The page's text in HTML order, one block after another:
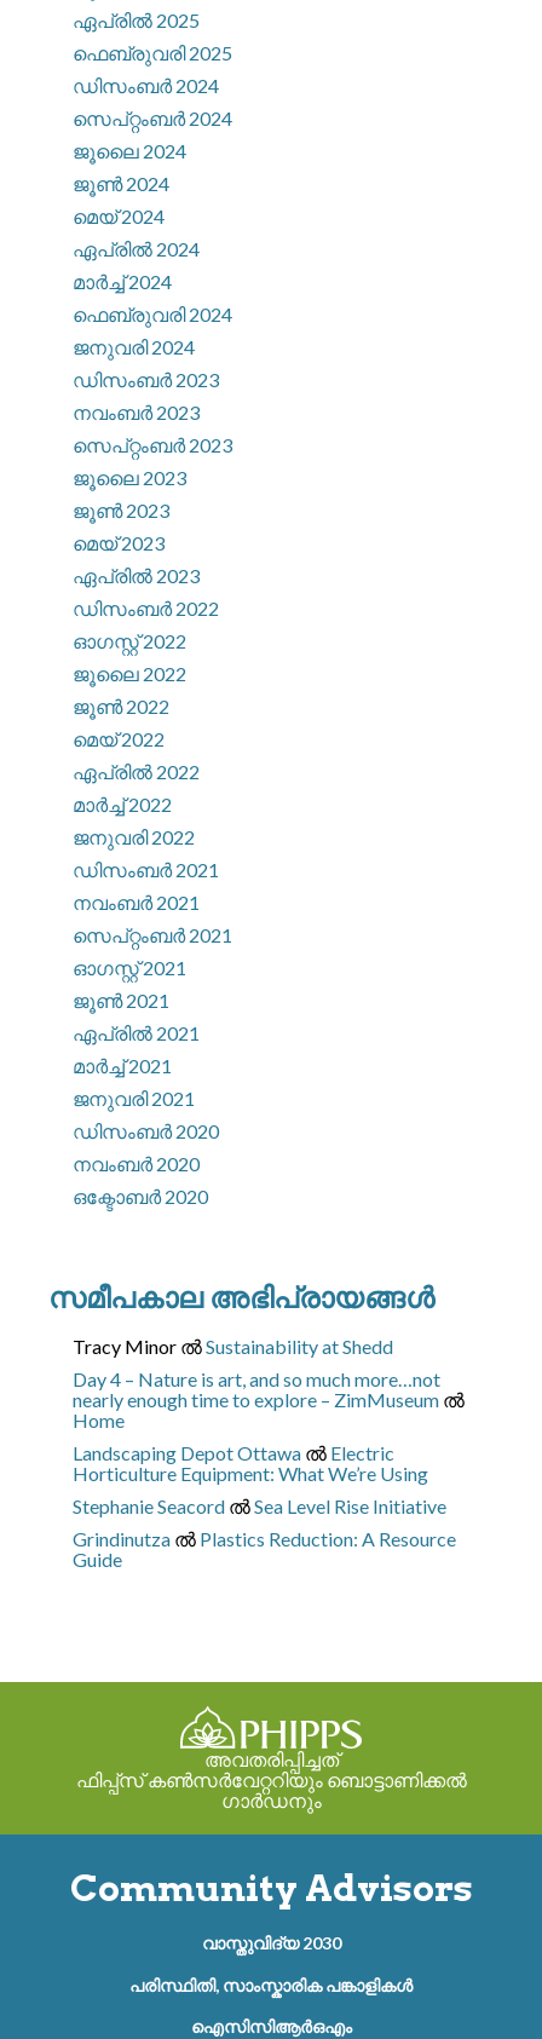
ഏപ്രിൽ 2025
ഫെബ്രുവരി 2025
ഡിസംബർ 2024
സെപ്റ്റംബർ 2024
ജൂലൈ 2024
ജൂൺ 2024
മെയ്‌ 2024
ഏപ്രിൽ 2024
മാർച്ച്‌ 2024
ഫെബ്രുവരി 2024
ജനുവരി 2024
ഡിസംബർ 2023
നവംബർ 2023
സെപ്റ്റംബർ 2023
ജൂലൈ 2023
ജൂൺ 2023
മെയ്‌ 2023
ഏപ്രിൽ 2023
ഡിസംബർ 2022
ഓഗസ്റ്റ്‌ 2022
ജൂലൈ 2022
ജൂൺ 2022
മെയ്‌ 2022
ഏപ്രിൽ 2022
മാർച്ച്‌ 2022
ജനുവരി 2022
ഡിസംബർ 2021
നവംബർ 2021
സെപ്റ്റംബർ 2021
ഓഗസ്റ്റ്‌ 2021
ജൂൺ 2021
ഏപ്രിൽ 2021
മാർച്ച്‌ 2021
ജനുവരി 2021
ഡിസംബർ 2020
നവംബർ 2020
ഒക്ടോബർ 2020
സമീപകാല അഭിപ്രായങ്ങൾ
Tracy Minor ല്‍Sustainability at Shedd
Day 4 – Nature is art, and so much more…not
nearly enough time to explore – ZimMuseum ല്‍
Home
Landscaping Depot Ottawa ല്‍ Electric
Horticulture Equipment: What We’re Using
Stephanie Seacord ല്‍Sea Level Rise Initiative
Grindinutza ല്‍ Plastics Reduction: A Resource
Guide
അവതരിപ്പിച്ചത്
ഫിപ്പ്സ് കൺസർവേറ്ററിയും ബൊട്ടാണിക്കൽ
ഗാർഡനും
Community Advisors
വാസ്തുവിദ്യ 2030
പരിസ്ഥിതി, സാംസ്കാരിക പങ്കാളികൾ
ഐസിസിആർഒഎം